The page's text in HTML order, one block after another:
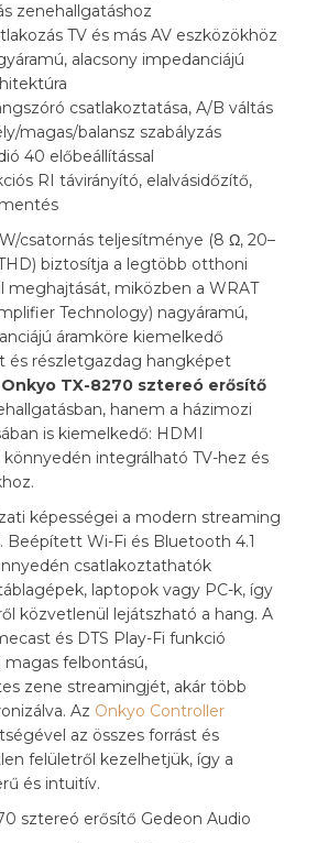
zenehallgatáshoz
TV és más AV eszközökhöz
alacsony impedanciájú
csatlakoztatása, A/B váltás
magas/balansz szabályzás
40 előbeállítással
RI távirányító, elalvásidőzítő,
csatornás teljesítménye (8 Ω, 20–
biztosítja a legtöbb otthoni
meghajtását, miközben a WRAT
Technology) nagyáramú,
áramköre kiemelkedő
és részletgazdag hangképet
Onkyo TX-8270 sztereó erősítő
hanem a házimozi
is kiemelkedő: HDMI
könnyedén integrálható TV-hez és
képességei a modern streaming
Beépített Wi-Fi és Bluetooth 4.1
csatlakoztathatók
laptopok vagy PC-k, így
közvetlenül lejátszható a hang. A
és DTS Play-Fi funkció
felbontású,
zene streamingjét, akár több
Az Onkyo Controller
az összes forrást és
felületről kezelhetjük, így a
és intuitív.